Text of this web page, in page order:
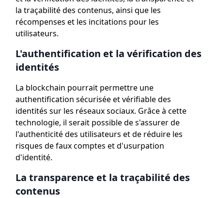
la traçabilité des contenus, ainsi que les
récompenses et les incitations pour les
utilisateurs.
L'authentification et la vérification des
identités
La blockchain pourrait permettre une
authentification sécurisée et vérifiable des
identités sur les réseaux sociaux. Grâce à cette
technologie, il serait possible de s'assurer de
l'authenticité des utilisateurs et de réduire les
risques de faux comptes et d'usurpation
d'identité.
La transparence et la traçabilité des
contenus